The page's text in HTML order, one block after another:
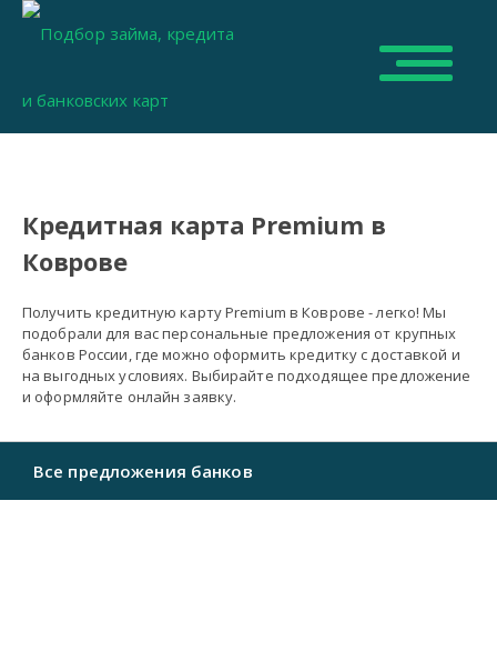
Кредитная карта Premium в
Коврове
Получить кредитную карту Premium в Коврове - легко! Мы
подобрали для вас персональные предложения от крупных
банков России, где можно оформить кредитку с доставкой и
на выгодных условиях. Выбирайте подходящее предложение
и оформляйте онлайн заявку.
Все предложения банков